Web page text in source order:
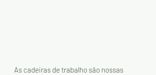
As cadeiras de trabalho são nossas